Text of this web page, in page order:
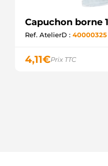
Capuchon borne
Ref. AtelierD : 40000325
4,11€Prix TTC